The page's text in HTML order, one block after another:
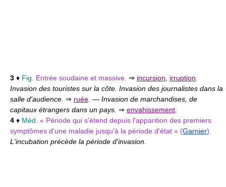
3 ♦ Fig. Entrée soudaine et massive. ⇒ incursion irruption
Invasion des touristes sur la côte. Invasion des journalistes dans la
salle d'audience. ⇒ ruée — Invasion de marchandises, de
capitaux étrangers dans un pays. ⇒ envahissement
4 ♦ Méd. « Période qui s'étend depuis l'apparition des premiers
symptômes d'une maladie jusqu'à la période d'état » (Garnier).
L'incubation précède la période d'invasion.